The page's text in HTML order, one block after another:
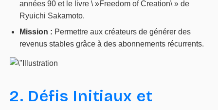
années 90 et le livre \ »Freedom of Creation\ » de
Ryuichi Sakamoto.
Mission : Permettre aux créateurs de générer des
revenus stables grâce à des abonnements récurrents.
2. Défis Initiaux et